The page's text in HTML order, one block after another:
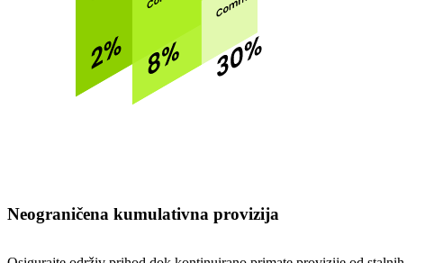
Neograničena kumulativna provizija